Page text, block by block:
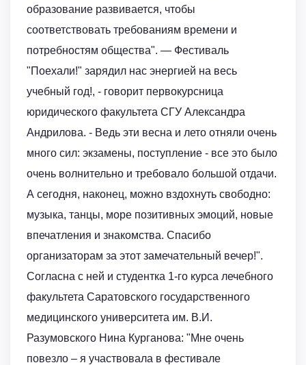
образование развивается, чтобы
соответствовать требованиям времени и
потребностям общества". — Фестиваль
"Поехали!" зарядил нас энергией на весь
учебный год!, - говорит первокурсница
юридического факультета СГУ Александра
Андрилова. - Ведь эти весна и лето отняли очень
много сил: экзамены, поступление - все это было
очень волнительно и требовало большой отдачи.
А сегодня, наконец, можно вздохнуть свободно:
музыка, танцы, море позитивных эмоций, новые
впечатления и знакомства. Спасибо
организаторам за этот замечательный вечер!".
Согласна с ней и студентка 1-го курса лечебного
факультета Саратовского государственного
медицинского университета им. В.И.
Разумовского Нина Курганова: "Мне очень
повезло – я участвовала в фестивале